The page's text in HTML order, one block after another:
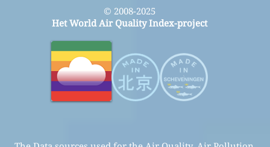
© 2008-2025
Het World Air Quality Index-project